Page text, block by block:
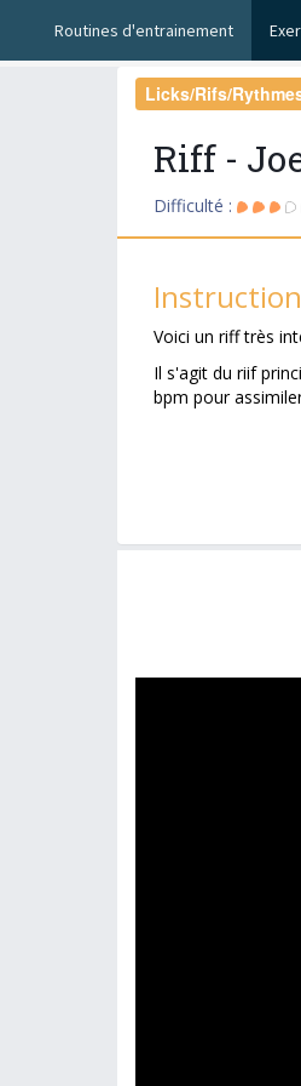
Routines d'entrainement
Licks/Rifs/
Riff -
Difficulté :
Voici un riff très
Il s'agit du riif
bpm pour